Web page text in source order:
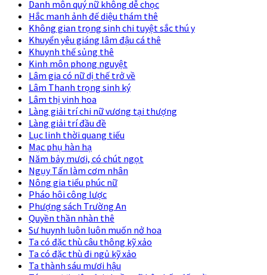
Danh môn quý nữ không dễ chọc
Hắc manh ảnh đế diệu thám thê
Không gian trọng sinh chi tuyệt sắc thú y
Khuyển yêu giáng lâm đậu cá thê
Khuynh thế sủng thê
Kinh môn phong nguyệt
Lâm gia có nữ dị thế trở về
Lâm Thanh trọng sinh ký
Lâm thị vinh hoa
Làng giải trí chi nữ vương tại thượng
Làng giải trí đầu đề
Lục linh thời quang tiếu
Mạc phụ hàn hạ
Năm bảy mươi, có chút ngọt
Ngụy Tấn làm cơm nhân
Nông gia tiểu phúc nữ
Pháo hôi công lược
Phượng sách Trường An
Quyền thần nhàn thê
Sư huynh luôn luôn muốn nở hoa
Ta có đặc thù câu thông kỹ xảo
Ta có đặc thù đi ngủ kỹ xảo
Ta thành sáu mươi hậu